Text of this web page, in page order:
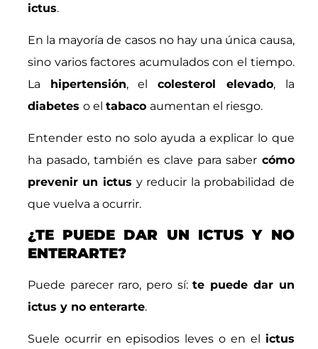
ictus.
En la mayoría de casos no hay una única causa,
sino varios factores acumulados con el tiempo.
La hipertensión, elcolesterol elevado, la
diabetes o el tabaco aumentan el riesgo.
Entender esto no solo ayuda a explicar lo que
ha pasado, también es clave para saber cómo
prevenir un ictus y reducir la probabilidad de
que vuelva a ocurrir.
¿TE PUEDE DAR UN ICTUS Y NO
ENTERARTE?
Puede parecer raro, pero sí:te puede dar un
ictus y no enterarte.
Suele ocurrir en episodios leves o en el ictus